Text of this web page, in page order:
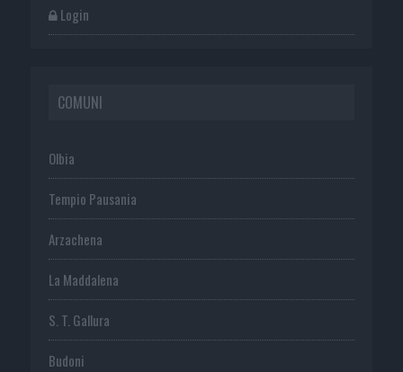
Login
COMUNI
Olbia
Tempio Pausania
Arzachena
La Maddalena
S. T. Gallura
Budoni